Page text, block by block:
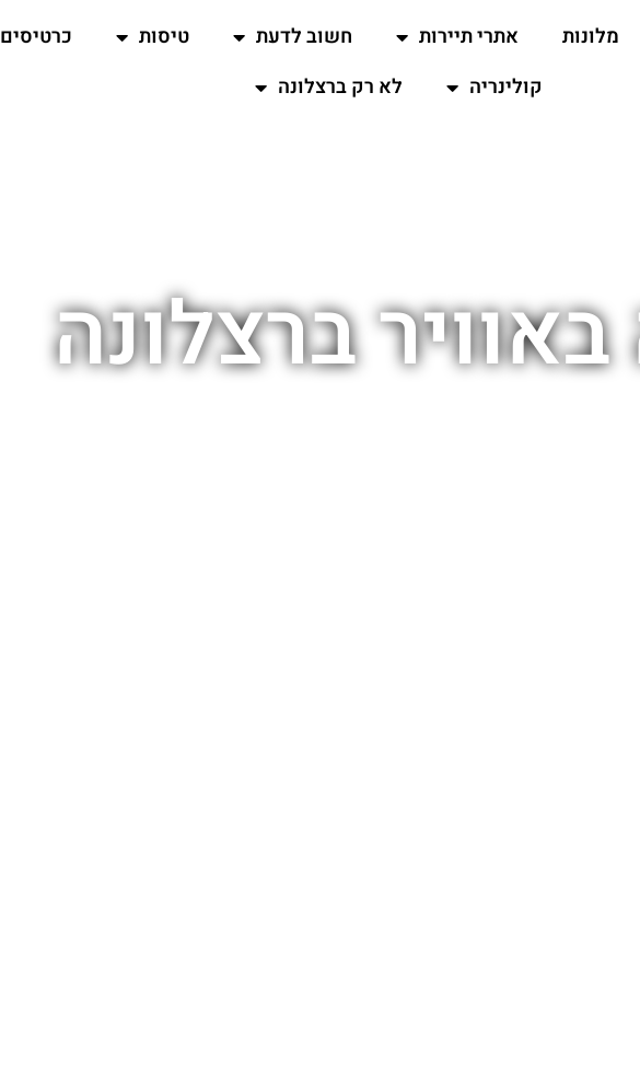
מלונות אתרי תיירות חשוב לדעת טיסות
כרטיסים
קולינריה
לא רק ברצלונה
באוויר ברצלונה